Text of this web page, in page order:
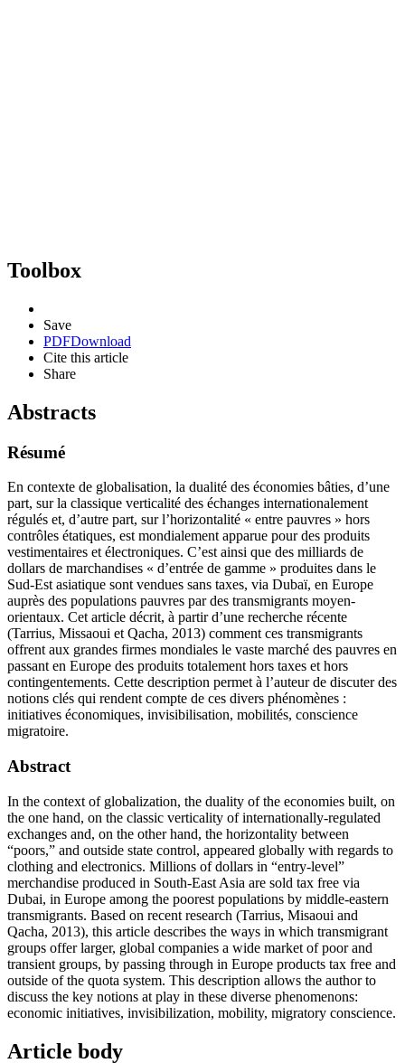
Toolbox
Save
PDFDownload
Cite this article
Share
Abstracts
Résumé
En contexte de globalisation, la dualité des économies bâties, d’une
part, sur la classique verticalité des échanges internationalement
régulés et, d’autre part, sur l’horizontalité « entre pauvres » hors
contrôles étatiques, est mondialement apparue pour des produits
vestimentaires et électroniques. C’est ainsi que des milliards de
dollars de marchandises « d’entrée de gamme » produites dans le
Sud-Est asiatique sont vendues sans taxes, via Dubaï, en Europe
auprès des populations pauvres par des transmigrants moyen-
orientaux. Cet article décrit, à partir d’une recherche récente
(Tarrius, Missaoui et Qacha, 2013) comment ces transmigrants
offrent aux grandes firmes mondiales le vaste marché des pauvres en
passant en Europe des produits totalement hors taxes et hors
contingentements. Cette description permet à l’auteur de discuter des
notions clés qui rendent compte de ces divers phénomènes :
initiatives économiques, invisibilisation, mobilités, conscience
migratoire.
Abstract
In the context of globalization, the duality of the economies built, on
the one hand, on the classic verticality of internationally-regulated
exchanges and, on the other hand, the horizontality between
“poors,” and outside state control, appeared globally with regards to
clothing and electronics. Millions of dollars in “entry-level”
merchandise produced in South-East Asia are sold tax free via
Dubai, in Europe among the poorest populations by middle-eastern
transmigrants. Based on recent research (Tarrius, Misaoui and
Qacha, 2013), this article describes the ways in which transmigrant
groups offer larger, global companies a wide market of poor and
transient groups, by passing through in Europe products tax free and
outside of the quota system. This description allows the author to
discuss the key notions at play in these diverse phenomenons:
economic initiatives, invisibilization, mobility, migratory conscience.
Article body